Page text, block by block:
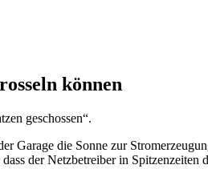
können
geschos­sen“.
Garage die Sonne zur
der Netzbetreiber in